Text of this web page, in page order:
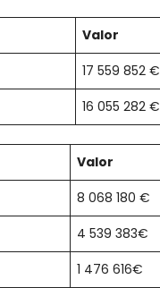
Valor
17 559 852 €
16 055 282 €
Valor
8 068 180 €
4 539 383€
1 476 616€